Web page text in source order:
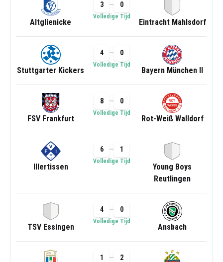
Altglienicke
3 0
Volledige Tijd
Eintracht Mahlsdorf
Stuttgarter Kickers
4 0
Volledige Tijd
Bayern München II
FSV Frankfurt
8 0
Volledige Tijd
Rot-Weiß Walldorf
Illertissen
6 1
Volledige Tijd
Young Boys
Reutlingen
TSV Essingen
4 0
Volledige Tijd
Ansbach
1 2